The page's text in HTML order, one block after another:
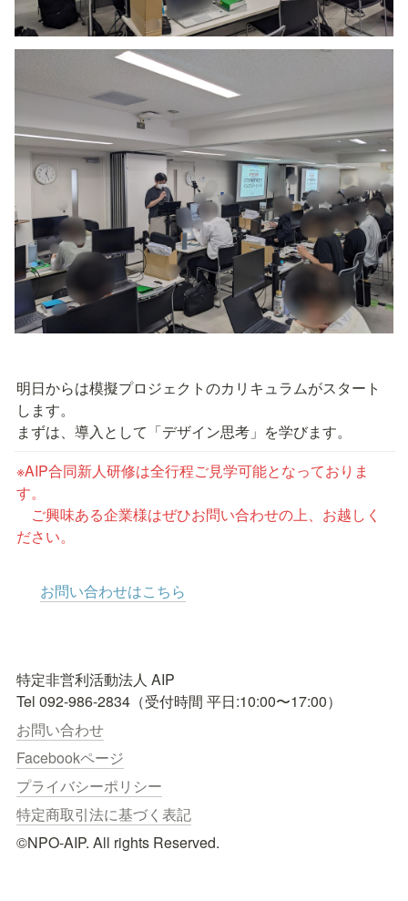
明日からは模擬プロジェクトのカリキュラムがスタート
します。
まずは、導入として「デザイン思考」を学びます。
※AIP合同新人研修は全行程ご見学可能となっておりま
す。
ご興味ある企業様はぜひお問い合わせの上、お越しく
ださい。
お問い合わせはこちら
特定非営利活動法人 AIP
お問い合わせ
Facebookページ
プライバシーポリシー
特定商取引法に基づく表記
©NPO-AIP. All rights Reserved.